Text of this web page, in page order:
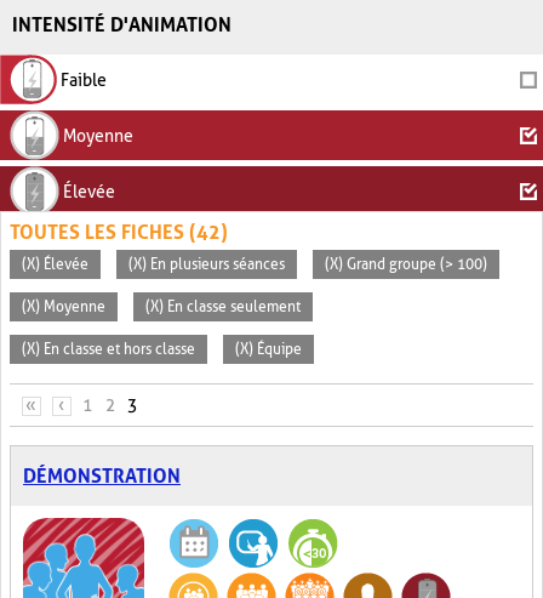
INTENSITÉ D'ANIMATION
Faible
Moyenne
Élevée
TOUTES LES FICHES (42)
(X) Élevée (X) En plusieurs séances (X) Grand groupe (> 100)
(X) Moyenne (X) En classe seulement
(X) En classe et hors classe (X) Équipe
PAGES
« ‹ 1 2 3
DÉMONSTRATION